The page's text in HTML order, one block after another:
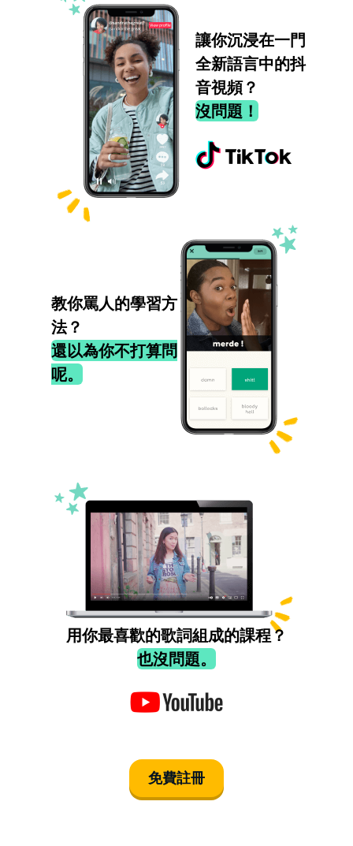
讓你沉浸在一門
全新語言中的抖
音視頻？
沒問題！
教你罵人的學習方
法？
還以為你不打算問
呢。
用你最喜歡的歌詞組成的課程？
也沒問題。
免費註冊